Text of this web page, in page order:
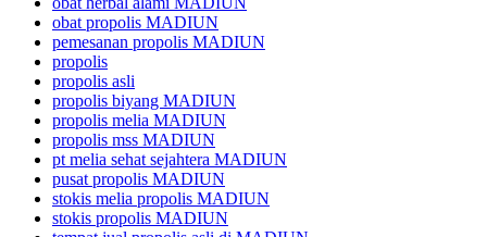
obat propolis MADIUN
pemesanan propolis MADIUN
propolis
propolis asli
propolis biyang MADIUN
propolis melia MADIUN
propolis mss MADIUN
pt melia sehat sejahtera MADIUN
pusat propolis MADIUN
stokis melia propolis MADIUN
stokis propolis MADIUN